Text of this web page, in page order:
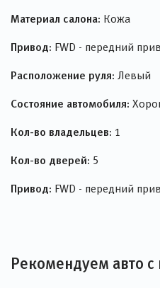
Материал салона: Кожа
Привод: FWD - передний
Расположение руля: Левый
Состояние автомобиля:
Кол-во владельцев: 1
Кол-во дверей: 5
Привод: FWD - передний
Рекомендуем авто с